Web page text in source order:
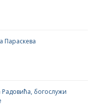
Параскева
богослужи